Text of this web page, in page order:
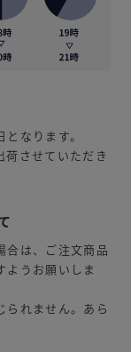
なります。
荷させていただき
合は、ご注文商品
ようお願いしま
られません。あら